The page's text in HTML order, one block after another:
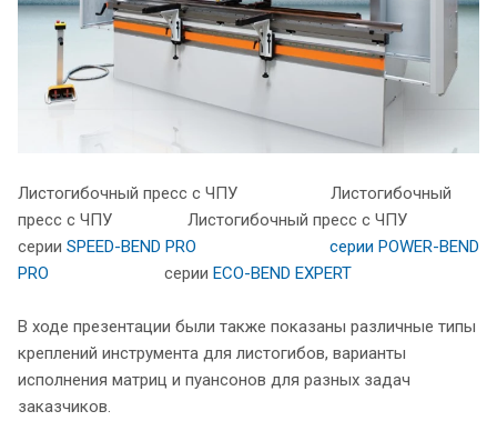
Листогибочный пресс с ЧПУ Листогибочный
пресс с ЧПУ Листогибочный пресс с ЧПУ
серии SPEED-BEND PRO серии POWER-BEND
PRO серии ECO-BEND EXPERT
В ходе презентации были также показаны различные типы
креплений инструмента для листогибов, варианты
исполнения матриц и пуансонов для разных задач
заказчиков.